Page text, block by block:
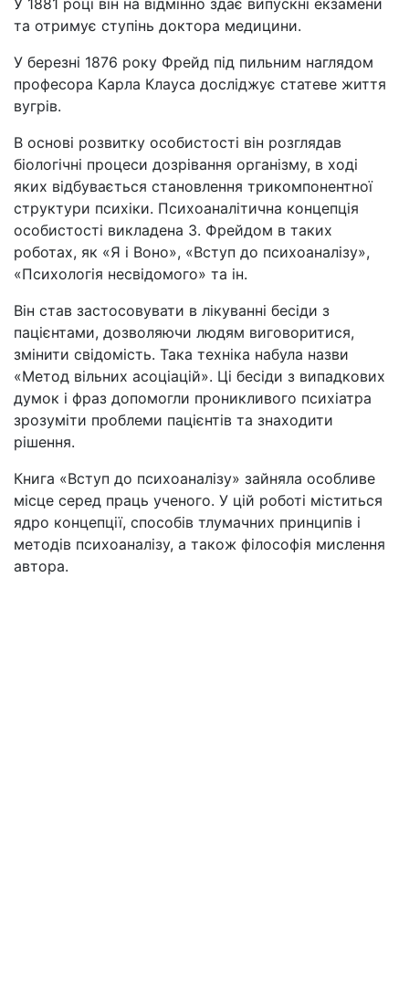
У 1881 році він на відмінно здає випускні екзамени
та отримує ступінь доктора медицини.
У березні 1876 року Фрейд під пильним наглядом
професора Карла Клауса досліджує статеве життя
вугрів.
В основі розвитку особистості він розглядав
біологічні процеси дозрівання організму, в ході
яких відбувається становлення трикомпонентної
структури психіки. Психоаналітична концепція
особистості викладена 3. Фрейдом в таких
роботах, як «Я і Воно», «Вступ до психоаналізу»,
«Психологія несвідомого» та ін.
Він став застосовувати в лікуванні бесіди з
пацієнтами, дозволяючи людям виговоритися,
змінити свідомість. Така техніка набула назви
«Метод вільних асоціацій». Ці бесіди з випадкових
думок і фраз допомогли проникливого психіатра
зрозуміти проблеми пацієнтів та знаходити
рішення.
Книга «Вступ до психоаналізу» зайняла особливе
місце серед праць ученого. У цій роботі міститься
ядро концепції, способів тлумачних принципів і
методів психоаналізу, а також філософія мислення
автора.